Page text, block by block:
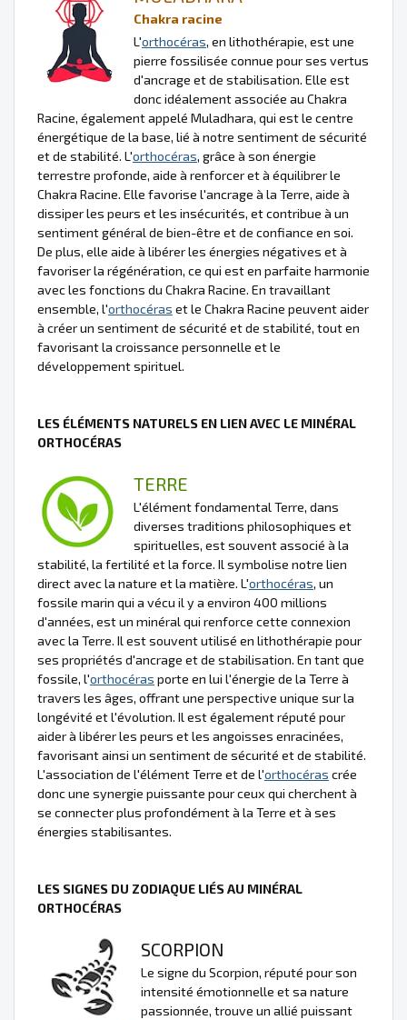
Chakra racine
L'orthocéras, en lithothérapie, est une
pierre fossilisée connue pour ses vertus
d'ancrage et de stabilisation. Elle est
donc idéalement associée au Chakra
Racine, également appelé Muladhara, qui est le centre
énergétique de la base, lié à notre sentiment de sécurité
et de stabilité. L'orthocéras, grâce à son énergie
terrestre profonde, aide à renforcer et à équilibrer le
Chakra Racine. Elle favorise l'ancrage à la Terre, aide à
dissiper les peurs et les insécurités, et contribue à un
sentiment général de bien-être et de confiance en soi.
De plus, elle aide à libérer les énergies négatives et à
favoriser la régénération, ce qui est en parfaite harmonie
avec les fonctions du Chakra Racine. En travaillant
ensemble, l'orthocéras et le Chakra Racine peuvent aider
à créer un sentiment de sécurité et de stabilité, tout en
favorisant la croissance personnelle et le
développement spirituel.
LES ÉLÉMENTS NATURELS EN LIEN AVEC LE MINÉRAL
ORTHOCÉRAS
TERRE
L'élément fondamental Terre, dans
diverses traditions philosophiques et
spirituelles, est souvent associé à la
stabilité, la fertilité et la force. Il symbolise notre lien
direct avec la nature et la matière. L'orthocéras, un
fossile marin qui a vécu il y a environ 400 millions
d'années, est un minéral qui renforce cette connexion
avec la Terre. Il est souvent utilisé en lithothérapie pour
ses propriétés d'ancrage et de stabilisation. En tant que
fossile, l'orthocéras porte en lui l'énergie de la Terre à
travers les âges, offrant une perspective unique sur la
longévité et l'évolution. Il est également réputé pour
aider à libérer les peurs et les angoisses enracinées,
favorisant ainsi un sentiment de sécurité et de stabilité.
L'association de l'élément Terre et de l'orthocéras crée
donc une synergie puissante pour ceux qui cherchent à
se connecter plus profondément à la Terre et à ses
énergies stabilisantes.
LES SIGNES DU ZODIAQUE LIÉS AU MINÉRAL
ORTHOCÉRAS
SCORPION
Le signe du Scorpion, réputé pour son
intensité émotionnelle et sa nature
passionnée, trouve un allié puissant